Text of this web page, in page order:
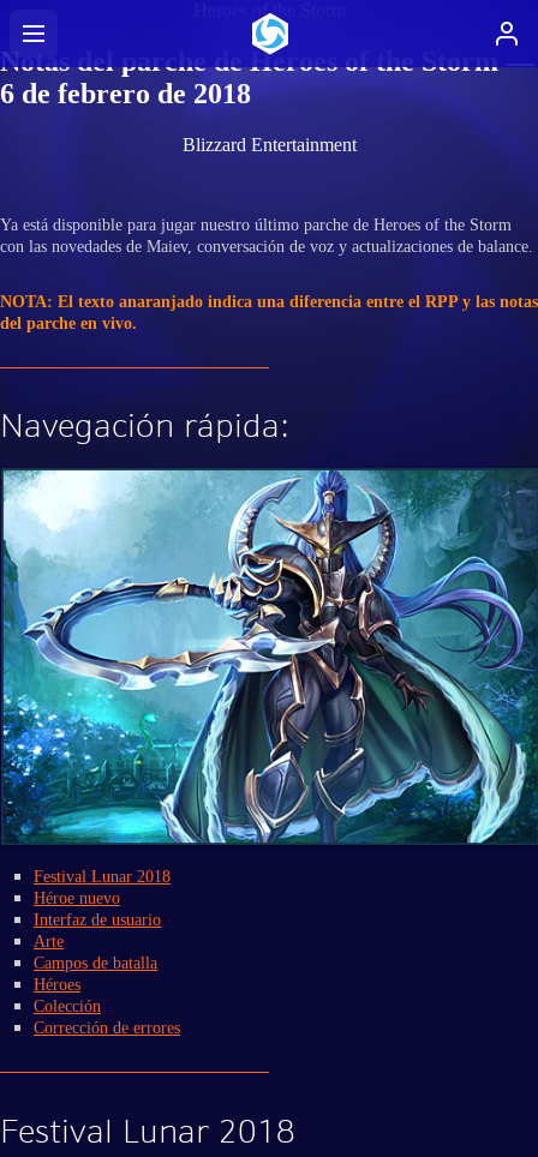
Heroes of the Storm
Notas del parche de Heroes of the Storm —
6 de febrero de 2018
Blizzard Entertainment
Ya está disponible para jugar nuestro último parche de Heroes of the Storm
con las novedades de Maiev, conversación de voz y actualizaciones de balance.
NOTA: El texto anaranjado indica una diferencia entre el RPP y las notas
del parche en vivo.
Navegación rápida:
Festival Lunar 2018
Héroe nuevo
Interfaz de usuario
Arte
Campos de batalla
Héroes
Colección
Corrección de errores
Festival Lunar 2018